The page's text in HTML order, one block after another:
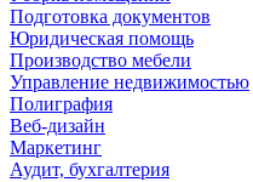
Подготовка документов
Юридическая помощь
Производство мебели
Управление недвижимостью
Полиграфия
Веб-дизайн
Маркетинг
Аудит, бухгалтерия